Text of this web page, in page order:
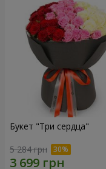
Букет "Три сердца"
5 284 грн